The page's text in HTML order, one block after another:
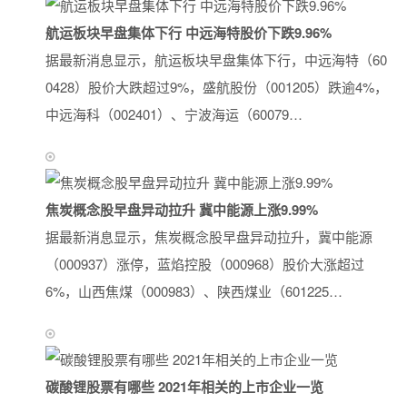
航运板块早盘集体下行 中远海特股价下跌9.96%
据最新消息显示，航运板块早盘集体下行，中远海特（60
0428）股价大跌超过9%，盛航股份（001205）跌逾4%，
中远海科（002401）、宁波海运（60079…
焦炭概念股早盘异动拉升 冀中能源上涨9.99%
据最新消息显示，焦炭概念股早盘异动拉升，冀中能源
（000937）涨停，蓝焰控股（000968）股价大涨超过
6%，山西焦煤（000983）、陕西煤业（601225…
碳酸锂股票有哪些 2021年相关的上市企业一览